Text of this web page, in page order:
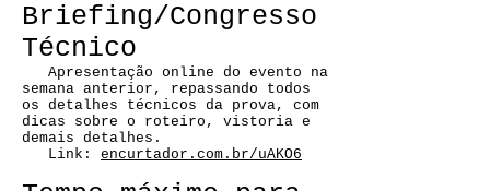
Briefing/Congresso
Técnico
Apresentação online do evento na
semana anterior, repassando todos
os detalhes técnicos da prova, com
dicas sobre o roteiro, vistoria e
demais detalhes.
Link: encurtador.com.br/uAKO6